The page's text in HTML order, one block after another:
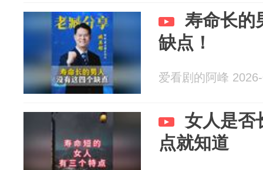
寿命长的
缺点！
爱看剧的阿峰
女人是否
点就知道